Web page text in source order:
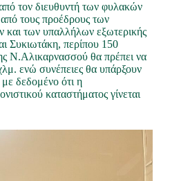
τον διευθυντή των φυλακών
τους προέδρους των
των υπαλλήλων εξωτερικής
Συκιωτάκη, περίπου 150
Ν.Αλικαρνασσού θα πρέπει να
ενώ συνέπειες θα υπάρξουν
με δεδομένο ότι η
καταστήματος γίνεται